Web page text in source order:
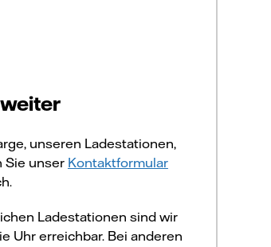
unseren Ladestationen,
Sie unser Kontaktformular
Ladestationen sind wir
Uhr erreichbar. Bei anderen